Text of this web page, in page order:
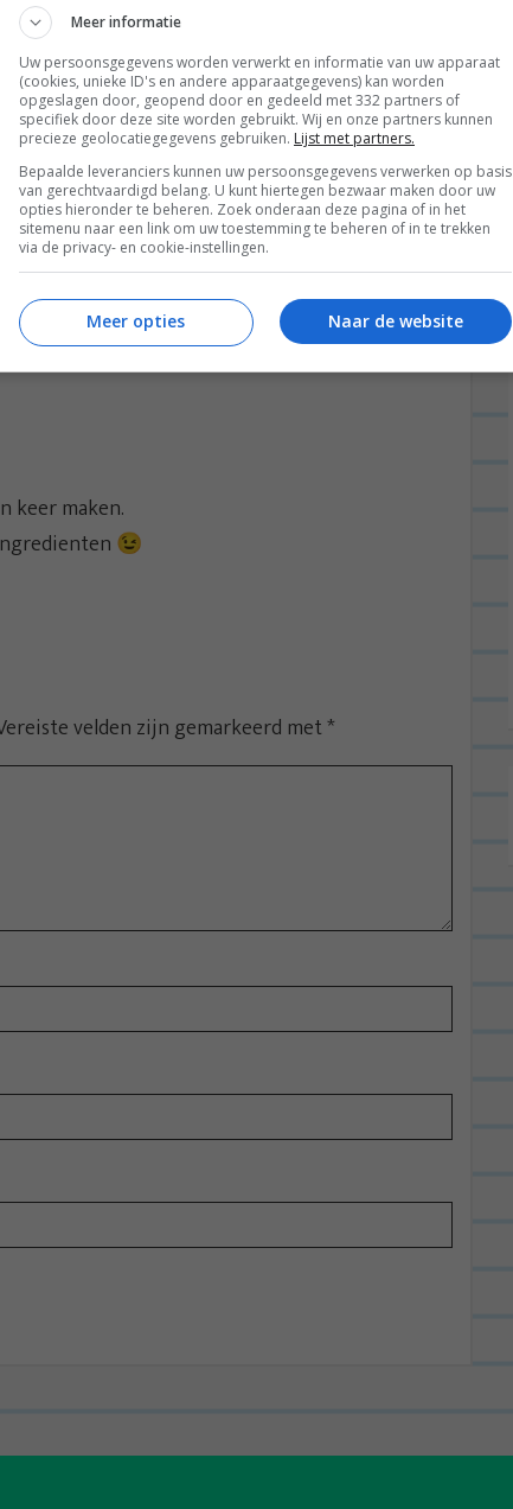
prei & asperges,
”
14:29
van de walnoten, kaas, olijfolie en basilicum!
keer maken.
😉
velden zijn gemarkeerd met*
Meer informatie
Uw persoonsgegevens worden verwerkt en informatie van uw apparaat
(cookies, unieke ID's en andere apparaatgegevens) kan worden
opgeslagen door, geopend door en gedeeld met 332 partners of
specifiek door deze site worden gebruikt. Wij en onze partners kunnen
precieze geolocatiegegevens gebruiken. Lijst met partners.
Bepaalde leveranciers kunnen uw persoonsgegevens verwerken op basis
van gerechtvaardigd belang. U kunt hiertegen bezwaar maken door uw
opties hieronder te beheren. Zoek onderaan deze pagina of in het
sitemenu naar een link om uw toestemming te beheren of in te trekken
via de privacy- en cookie-instellingen.
Naar de website
Meer opties